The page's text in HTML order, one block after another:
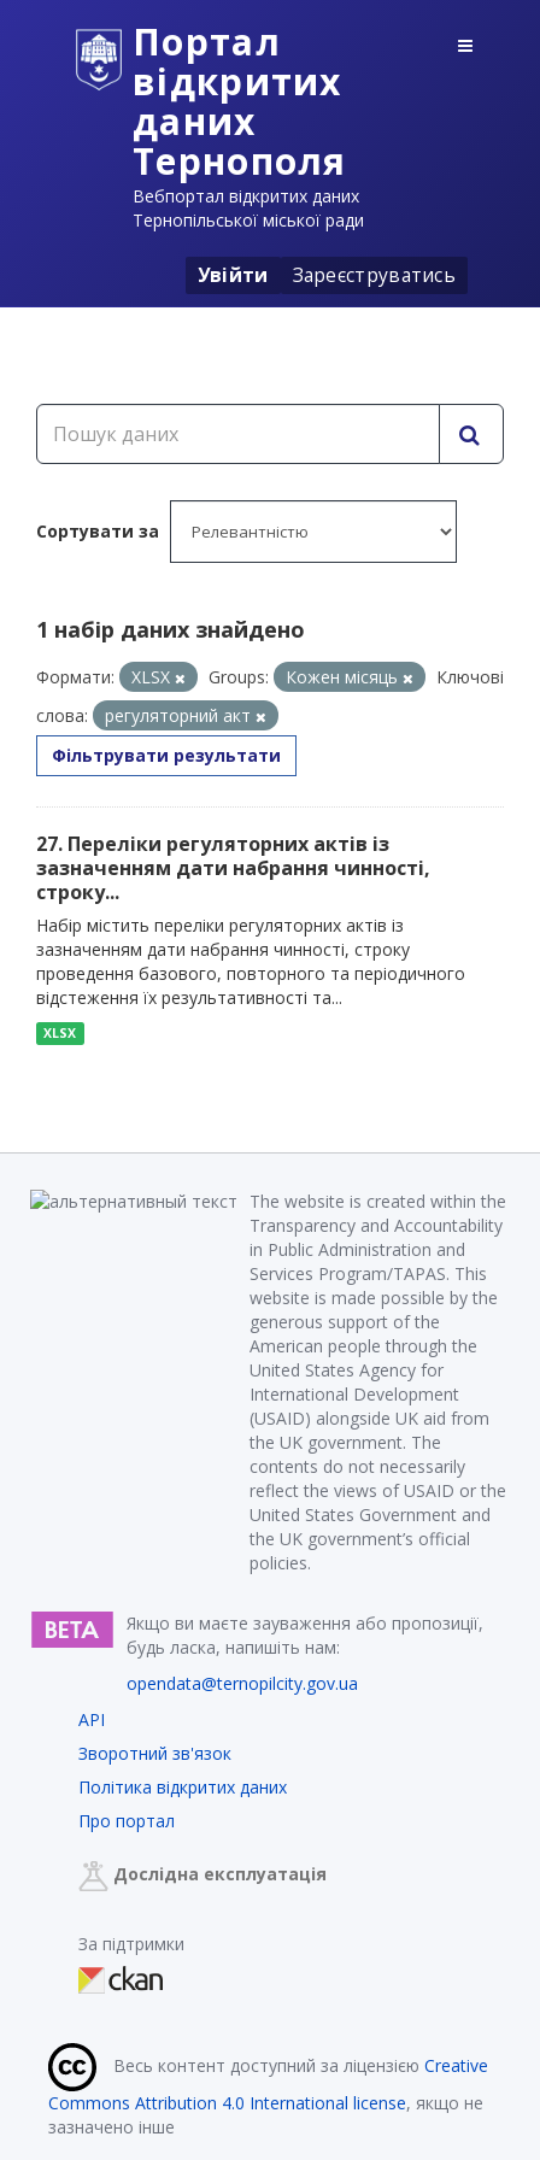
Портал
відкритих
даних
Тернополя
Вебпортал відкритих даних
Тернопільської міської ради
Увійти Зареєструватись
Сортувати за
1 набір даних знайдено
Формати: XLSX Groups: Кожен місяць
Ключові
слова:
регуляторний акт
Фільтрувати результати
27. Переліки регуляторних актів із
зазначенням дати набрання чинності,
строку...
Набір містить переліки регуляторних актів із
зазначенням дати набрання чинності, строку
проведення базового, повторного та періодичного
відстеження їх результативності та...
XLSX
The website is created within the
Transparency and Accountability
in Public Administration and
Services Program/TAPAS. This
website is made possible by the
generous support of the
American people through the
United States Agency for
International Development
(USAID) alongside UK aid from
the UK government. The
contents do not necessarily
reflect the views of USAID or the
United States Government and
the UK government’s official
policies.
Якщо ви маєте зауваження або пропозиції,
будь ласка, напишіть нам:
opendata@ternopilcity.gov.ua
API
Зворотний зв'язок
Політика відкритих даних
Про портал
Дослідна експлуатація
За підтримки
Весь контент доступний за ліцензією Creative
Commons Attribution 4.0 International license, якщо не
зазначено інше